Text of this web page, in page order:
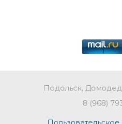
Подольск,
8 (968)